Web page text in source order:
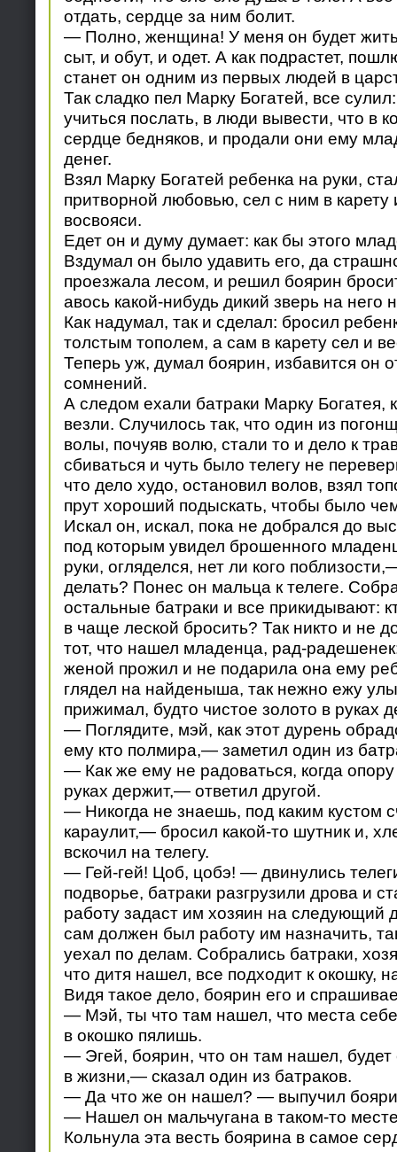
отдать, сердце за ним болит.
— Полно, женщина! У меня он будет
сыт, и обут, и одет. А как подрастет,
станет он одним из первых людей в
Так сладко пел Марку Богатей, все
учиться послать, в люди вывести, что в
сердце бедняков, и продали они ему
денег.
Взял Марку Богатей ребенка на руки,
притворной любовью, сел с ним в карету
восвояси.
Едет он и думу думает: как бы этого
Вздумал он было удавить его, да
проезжала лесом, и решил боярин
авось какой-нибудь дикий зверь на него
Как надумал, так и сделал: бросил
толстым тополем, а сам в карету сел и
Теперь уж, думал боярин, избавится он
сомнений.
А следом ехали батраки Марку Богатея,
везли. Случилось так, что один из
волы, почуяв волю, стали то и дело к
сбиваться и чуть было телегу не
что дело худо, остановил волов, взял
прут хороший подыскать, чтобы было
Искал он, искал, пока не добрался до
под которым увидел брошенного
руки, огляделся, нет ли кого
делать? Понес он мальца к телеге.
остальные батраки и все прикидывают:
в чаще леской бросить? Так никто и не
тот, что нашел младенца, рад-
женой прожил и не подарила она ему
глядел на найденыша, так нежно ежу
прижимал, будто чистое золото в руках
— Поглядите, мэй, как этот дурень
ему кто полмира,— заметил один из
— Как же ему не радоваться, когда
руках держит,— ответил другой.
— Никогда не знаешь, под каким кустом
караулит,— бросил какой-то шутник и,
вскочил на телегу.
— Гей-гей! Цоб, цобэ! — двинулись
подворье, батраки разгрузили дрова и
работу задаст им хозяин на следующий
сам должен был работу им назначить,
уехал по делам. Собрались батраки,
что дитя нашел, все подходит к окошку,
Видя такое дело, боярин его и
— Мэй, ты что там нашел, что места
в окошко пялишь.
— Эгей, боярин, что он там нашел,
в жизни,— сказал один из батраков.
— Да что же он нашел? — выпучил
— Нашел он мальчугана в таком-то
Кольнула эта весть боярина в самое